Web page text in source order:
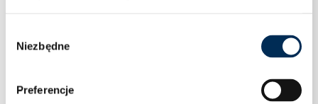
zgody
Niezbędne
Preferencje